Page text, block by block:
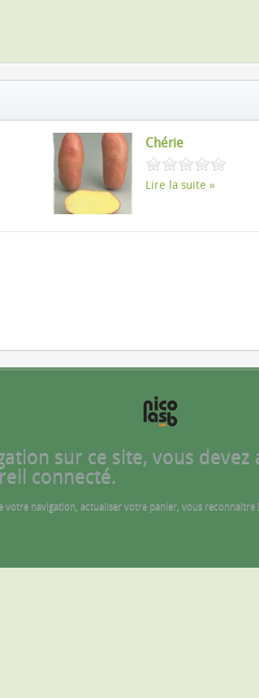
Chérie
Lire la suite
sur ce site, vous
connecté.
votre navigation, actualiser votre panier, vous